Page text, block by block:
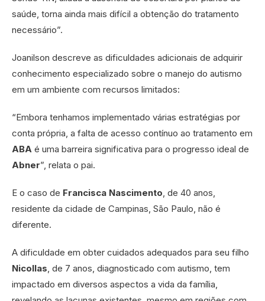
saúde, torna ainda mais difícil a obtenção do tratamento
necessário”.
Joanilson descreve as dificuldades adicionais de adquirir
conhecimento especializado sobre o manejo do autismo
em um ambiente com recursos limitados:
“Embora tenhamos implementado várias estratégias por
conta própria, a falta de acesso contínuo ao tratamento em
ABA é uma barreira significativa para o progresso ideal de
Abner”, relata o pai.
E o caso de Francisca Nascimento, de 40 anos,
residente da cidade de Campinas, São Paulo, não é
diferente.
A dificuldade em obter cuidados adequados para seu filho
Nicollas, de 7 anos, diagnosticado com autismo, tem
impactado em diversos aspectos a vida da família,